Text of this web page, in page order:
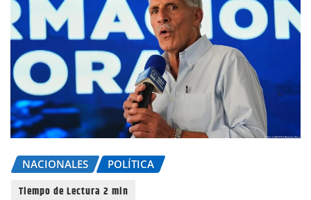
NACIONALES POLÍTICA